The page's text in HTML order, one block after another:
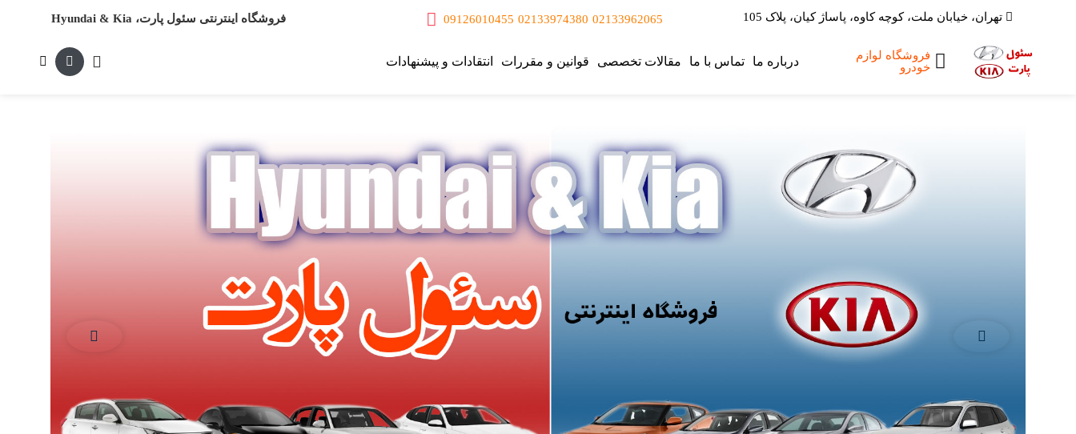
تهران، خیابان ملت، کوچه کاوه، پاساژ کیان، پلاک 105 02133962065
02133974380
09126010455 فروشگاه اینترنتی سئول پارت، Hyundai & Kia
صفحه اصلی
فروشگاه لوازم
خودرو
درباره ما تماس با ما مقالات تخصصی قوانین و مقررات انتقادات و پیشنهادات